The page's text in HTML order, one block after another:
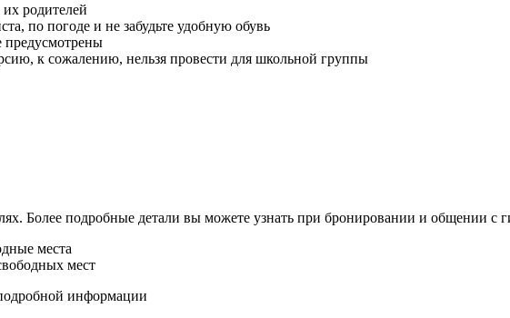
родителей
по погоде и не забудьте удобную обувь
предусмотрены
к сожалению, нельзя провести для школьной группы
Более подробные детали вы можете узнать при бронировании и общении с
места
мест
информации